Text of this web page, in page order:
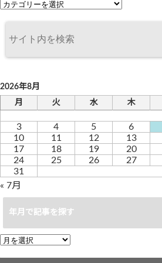
カ
2026年8月
月
火 水 木
3
4 5 6
10
11 12 13
17
18 19 20
24
25 26 27
31
« 7月
年月で記事を探す
年
月